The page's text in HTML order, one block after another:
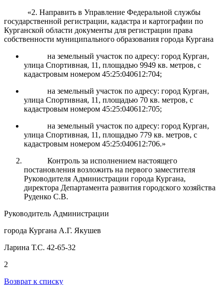
«2. Направить в Управление Федеральной службы
государственной регистрации, кадастра и картографии по
Курганской области документы для регистрации права
собственности муниципального образования города Кургана
на земельный участок по адресу: город Курган,
улица Спортивная, 11, площадью 9949 кв. метров, с
кадастровым номером 45:25:040612:704;
на земельный участок по адресу: город Курган,
улица Спортивная, 11, площадью 70 кв. метров, с
кадастровым номером 45:25:040612:705;
на земельный участок по адресу: город Курган,
улица Спортивная, 11, площадью 779 кв. метров, с
кадастровым номером 45:25:040612:706.»
Контроль за исполнением настоящего
постановления возложить на первого заместителя
Руководителя Администрации города Кургана,
директора Департамента развития городского хозяйства
Руденко С.В.
Руководитель Администрации
города Кургана А.Г. Якушев
Ларина Т.С. 42-65-32
2
Возврат к списку